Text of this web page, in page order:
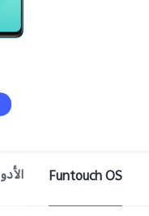
Funtouch OS